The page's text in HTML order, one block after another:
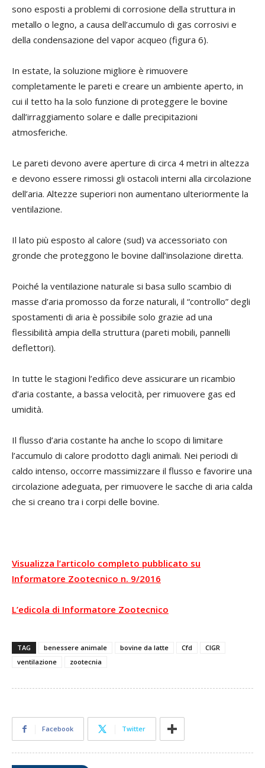
sono esposti a problemi di corrosione della struttura in
metallo o legno, a causa dell’accumulo di gas corrosivi e
della condensazione del vapor acqueo (figura 6).
In estate, la soluzione migliore è rimuovere
completamente le pareti e creare un ambiente aperto, in
cui il tetto ha la solo funzione di proteggere le bovine
dall’irraggiamento solare e dalle precipitazioni
atmosferiche.
Le pareti devono avere aperture di circa 4 metri in altezza
e devono essere rimossi gli ostacoli interni alla circolazione
dell’aria. Altezze superiori non aumentano ulteriormente la
ventilazione.
Il lato più esposto al calore (sud) va accessoriato con
gronde che proteggono le bovine dall’insolazione diretta.
Poiché la ventilazione naturale si basa sullo scambio di
masse d’aria promosso da forze naturali, il “controllo” degli
spostamenti di aria è possibile solo grazie ad una
flessibilità ampia della struttura (pareti mobili, pannelli
deflettori).
In tutte le stagioni l’edifico deve assicurare un ricambio
d’aria costante, a bassa velocità, per rimuovere gas ed
umidità.
Il flusso d’aria costante ha anche lo scopo di limitare
l’accumulo di calore prodotto dagli animali. Nei periodi di
caldo intenso, occorre massimizzare il flusso e favorire una
circolazione adeguata, per rimuovere le sacche di aria calda
che si creano tra i corpi delle bovine.
Visualizza l’articolo completo pubblicato su
Informatore Zootecnico n. 9/2016
L’edicola di Informatore Zootecnico
TAG benessere animale bovine da latte Cfd
CIGR
ventilazione
zootecnia
Facebook Twitter